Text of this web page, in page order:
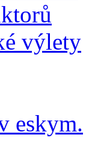
výlety
eskym.